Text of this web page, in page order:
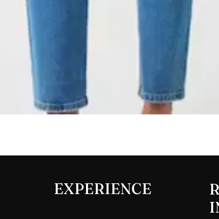
EXPERIENCE